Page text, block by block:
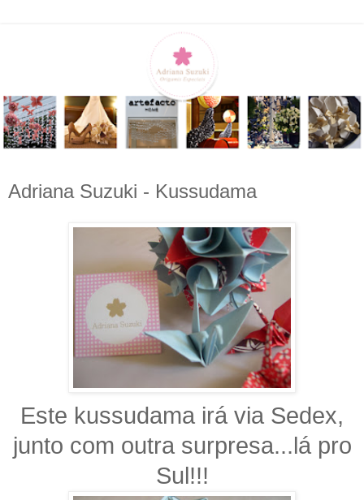
Adriana Suzuki - Kussudama
Este kussudama irá via Sedex,
junto com outra surpresa...lá pro
Sul!!!